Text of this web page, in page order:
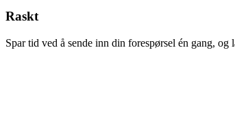
Raskt
Spar tid ved å sende inn din forespørsel én gang,